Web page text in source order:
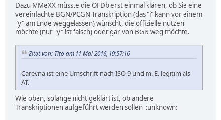
Dazu MMeXX müsste die OFDb erst einmal klären, ob Sie eine
vereinfachte BGN/PCGN Transkription (das "i" kann vor einem
"y" am Ende weggelassen) wünscht, die offizielle nutzen
möchte (nur "y" ist falsch) oder gar von BGN weg möchte.
Zitat von: Tito am 11 Mai 2016, 19:57:16
Carevna ist eine Umschrift nach ISO 9 und m. E. legitim als
AT.
Wie oben, solange nicht geklärt ist, ob andere
Transkriptionen aufgeführt werden sollen :unknown: